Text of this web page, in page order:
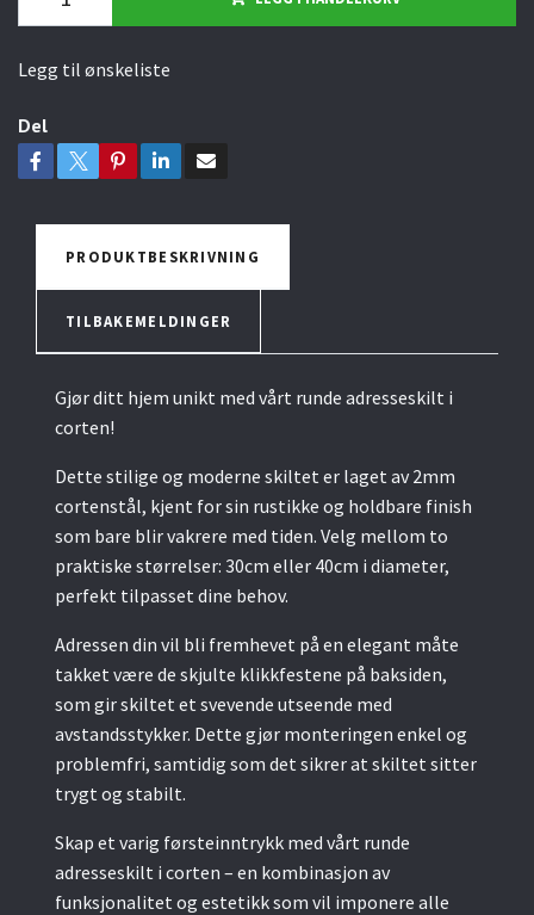
Legg til ønskeliste
Del
PRODUKTBESKRIVNING
TILBAKEMELDINGER
Gjør ditt hjem unikt med vårt runde adresseskilt i
corten!
Dette stilige og moderne skiltet er laget av 2mm
cortenstål, kjent for sin rustikke og holdbare finish
som bare blir vakrere med tiden. Velg mellom to
praktiske størrelser: 30cm eller 40cm i diameter,
perfekt tilpasset dine behov.
Adressen din vil bli fremhevet på en elegant måte
takket være de skjulte klikkfestene på baksiden,
som gir skiltet et svevende utseende med
avstandsstykker. Dette gjør monteringen enkel og
problemfri, samtidig som det sikrer at skiltet sitter
trygt og stabilt.
Skap et varig førsteinntrykk med vårt runde
adresseskilt i corten – en kombinasjon av
funksjonalitet og estetikk som vil imponere alle